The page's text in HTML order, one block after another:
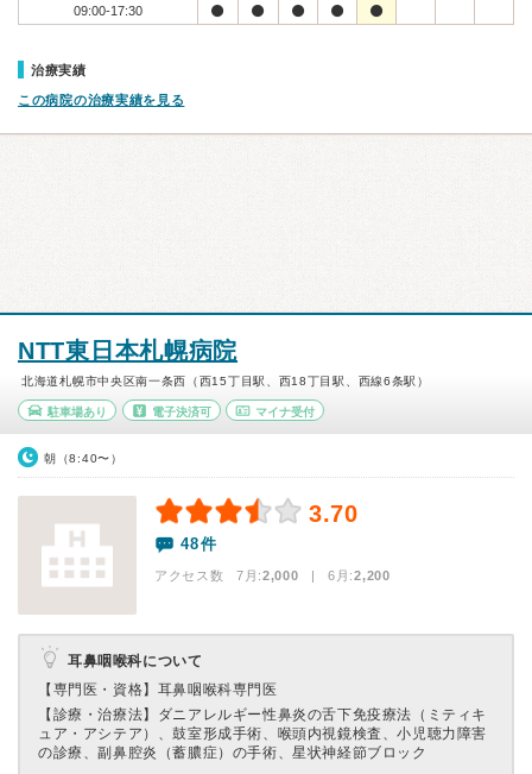
09:00-17:30
治療実績
この病院の治療実績を見る
NTT東日本札幌病院
北海道札幌市中央区南一条西（西15丁目駅、西18丁目駅、西線6条駅）
駐車場あり 電子決済可 マイナ受付
朝（8:40〜）
3.70
48件
アクセス数 7月:2,000 | 6月:2,200
耳鼻咽喉科について
【専門医・資格】 耳鼻咽喉科専門医
【診療・治療法】 ダニアレルギー性鼻炎の舌下免疫療法（ミティキ
ュア・アシテア）、鼓室形成手術、喉頭内視鏡検査、小児聴力障害
の診療、副鼻腔炎（蓄膿症）の手術、星状神経節ブロック